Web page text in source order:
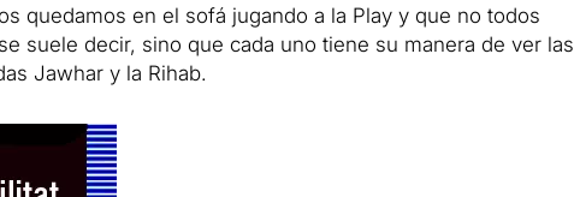
quedamos en el sofá jugando a la Play y que no todos
suele decir, sino que cada uno tiene su manera de ver las
Jawhar y la Rihab.